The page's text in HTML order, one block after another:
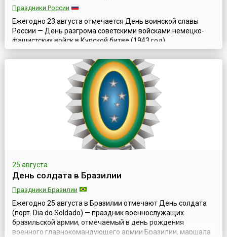
Праздники России
Ежегодно 23 августа отмечается День воинской славы
России — День разгрома советскими войсками немецко-
фашистских войск в Курской битве (1943 год),
установленный Федеральным законом № 32-ФЗ от 13
марта 1995 года «О днях воинской славы (победных днях)
России».Курская битва явилась решающей в обеспечении
коренного перелома в ходе Великой Отечественной войны
и одной из крупнейших битв Второй миров...
25 августа
День солдата в Бразилии
Праздники Бразилии
Ежегодно 25 августа в Бразилии отмечают День солдата
(порт. Dia do Soldado) — праздник военнослужащих
бразильской армии, отмечаемый в день рождения
военного главнокомандующего армии Бразилии, маршала